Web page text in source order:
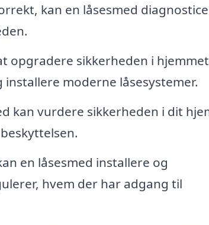
kan en låsesmed
opgradere sikkerheden i
moderne låsesystemer.
kan vurdere sikkerheden i dit
en låsesmed installere og
hvem der har adgang til